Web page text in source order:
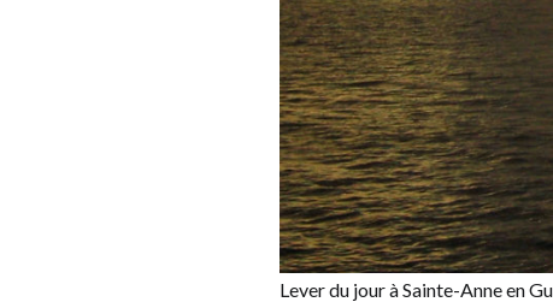
Lever du jour à Sainte-Anne en